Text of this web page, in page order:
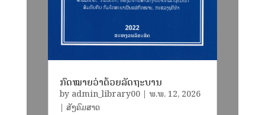
ກົດໝາຍວ່າດ້ວຍລັດຖະບານ
by admin_library00| ພ.ພ. 12, 2026
| ສັງຄົມສາດ